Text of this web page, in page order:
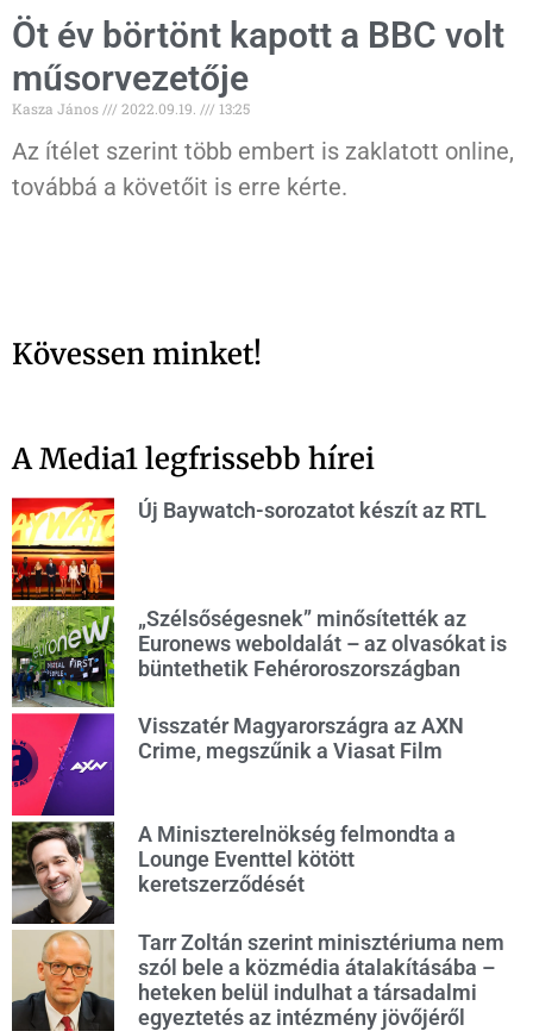
Öt év börtönt kapott a BBC volt
műsorvezetője
Kasza János 2022.09.19. 13:25
Az ítélet szerint több embert is zaklatott online,
továbbá a követőit is erre kérte.
Kövessen minket!
A Media1 legfrissebb hírei
Új Baywatch-sorozatot készít az RTL
„Szélsőségesnek” minősítették az
Euronews weboldalát – az olvasókat is
büntethetik Fehéroroszországban
Visszatér Magyarországra az AXN
Crime, megszűnik a Viasat Film
A Miniszterelnökség felmondta a
Lounge Eventtel kötött
keretszerződését
Tarr Zoltán szerint minisztériuma nem
szól bele a közmédia átalakításába –
heteken belül indulhat a társadalmi
egyeztetés az intézmény jövőjéről